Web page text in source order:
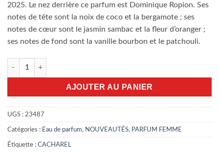
2025. Le nez derrière ce parfum est Dominique Ropion. Ses
notes de tête sont la noix de coco et la bergamote ; ses
notes de cœur sont le jasmin sambac et la fleur d’oranger ;
ses notes de fond sont la vanille bourbon et le patchouli.
quantité de Ella Ella Cacharel 100ml EDP
AJOUTER AU PANIER
UGS : 23487
Catégories : Eau de parfum, NOUVEAUTÉS, PARFUM FEMME
Étiquette : CACHAREL